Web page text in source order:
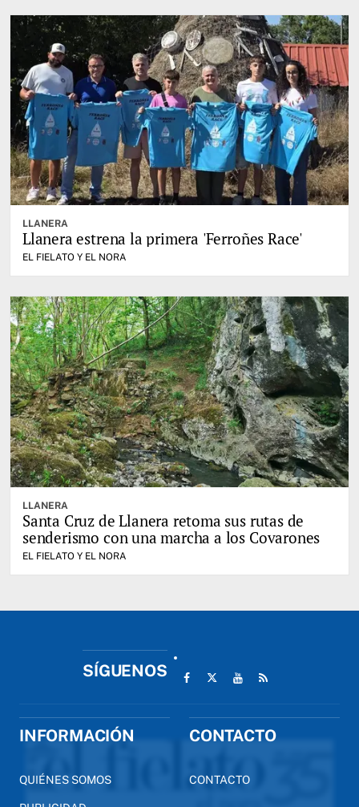
LLANERA
Llanera estrena la primera 'Ferroñes Race'
EL FIELATO Y EL NORA
LLANERA
Santa Cruz de Llanera retoma sus rutas de
senderismo con una marcha a los Covarones
EL FIELATO Y EL NORA
SÍGUENOS
INFORMACIÓN
QUIÉNES SOMOS
CONTACTO
CONTACTO